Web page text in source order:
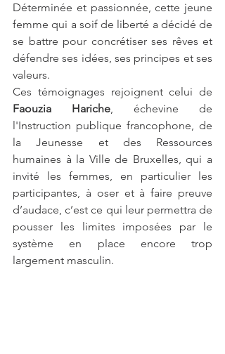
Déterminée et passionnée, cette jeune
femme qui a soif de liberté a décidé de
se battre pour concrétiser ses rêves et
défendre ses idées, ses principes et ses
valeurs.
Faouzia Hariche , échevine de
l'Instruction publique francophone, de
la Jeunesse et des Ressources
humaines à la Ville de Bruxelles, qui a
invité les femmes, en particulier les
participantes, à oser et à faire preuve
d’audace, c’est ce qui leur permettra de
pousser les limites imposées par le
système en place encore trop
largement masculin.